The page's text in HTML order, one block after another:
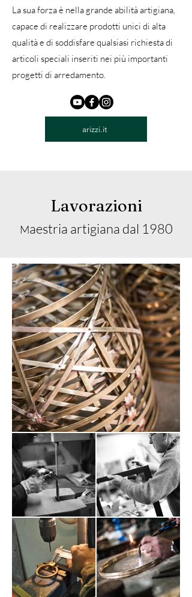
La sua forza è nella grande abilità artigiana,
capace di realizzare prodotti unici di alta
qualità e di soddisfare qualsiasi richiesta di
articoli speciali inseriti nei più importanti
progetti di arredamento.
arizzi.it
Lavorazioni
Maestria artigiana dal 1980